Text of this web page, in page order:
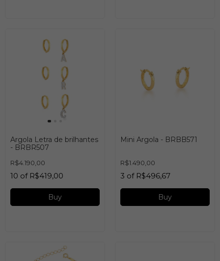
Argola Letra de brilhantes
- BRBR507
R$4.190,00
10 of R$419,00
Buy
Mini Argola - BRBB571
R$1.490,00
3 of R$496,67